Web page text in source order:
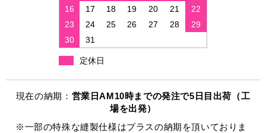
16
17 18 19 20 21
22
23
24 25 26 27 28
29
30
31
定休日
現在の納期： 営業日AM10時までの発注で5日目出荷（工
場を出発）
※一部の特殊な縫製仕様はプラスの納期を頂いておりま